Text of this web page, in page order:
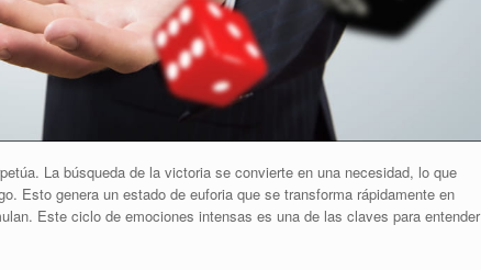
La búsqueda de la victoria se convierte en una necesidad, lo que
Esto genera un estado de euforia que se transforma rápidamente en
Este ciclo de emociones intensas es una de las claves para entender